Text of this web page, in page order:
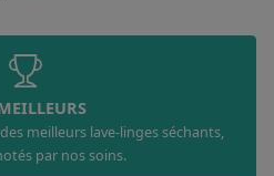
meilleurs lave-linges séchants,
par nos soins.